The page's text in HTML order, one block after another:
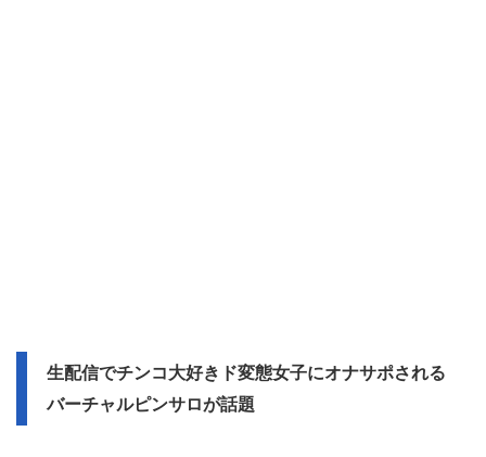
生配信でチンコ大好きド変態女子にオナサポされる
バーチャルピンサロが話題